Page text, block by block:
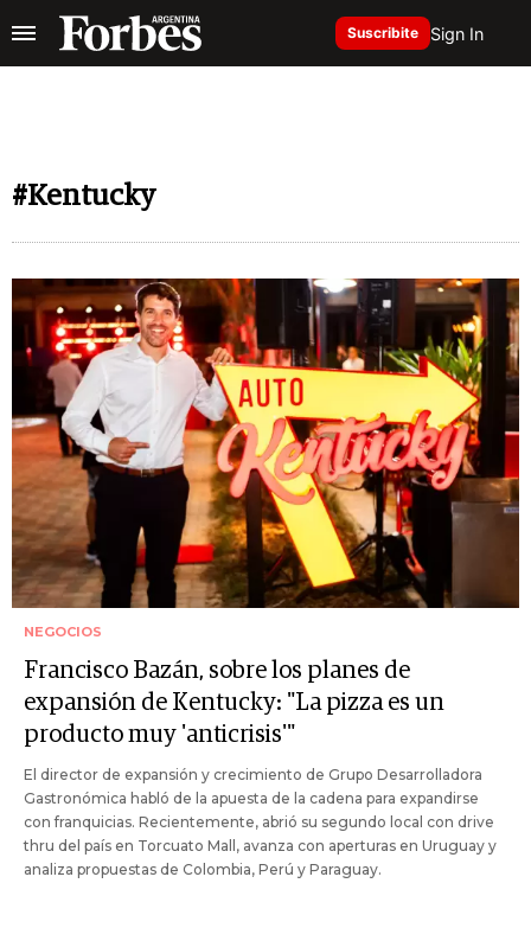
Suscribite Sign In
#Kentucky
NEGOCIOS
Francisco Bazán, sobre los planes de
expansión de Kentucky: "La pizza es un
producto muy 'anticrisis'"
El director de expansión y crecimiento de Grupo Desarrolladora
Gastronómica habló de la apuesta de la cadena para expandirse
con franquicias. Recientemente, abrió su segundo local con drive
thru del país en Torcuato Mall, avanza con aperturas en Uruguay y
analiza propuestas de Colombia, Perú y Paraguay.